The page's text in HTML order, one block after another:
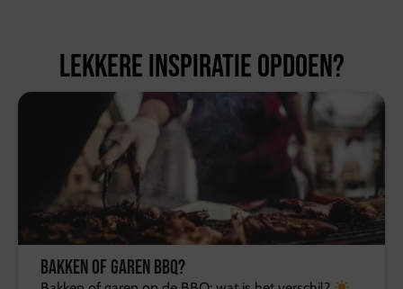
Lekkere inspiratie opdoen?
Bakken of garen BBQ?